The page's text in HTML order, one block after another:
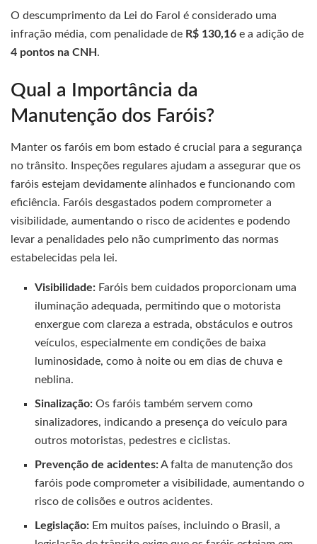
O descumprimento da Lei do Farol é considerado uma
infração média, com penalidade de R$ 130,16 e a adição de
4 pontos na CNH .
Qual a Importância da
Manutenção dos Faróis?
Manter os faróis em bom estado é crucial para a segurança
no trânsito. Inspeções regulares ajudam a assegurar que os
faróis estejam devidamente alinhados e funcionando com
eficiência. Faróis desgastados podem comprometer a
visibilidade, aumentando o risco de acidentes e podendo
levar a penalidades pelo não cumprimento das normas
estabelecidas pela lei.
Visibilidade: Faróis bem cuidados proporcionam uma
iluminação adequada, permitindo que o motorista
enxergue com clareza a estrada, obstáculos e outros
veículos, especialmente em condições de baixa
luminosidade, como à noite ou em dias de chuva e
neblina.
Sinalização: Os faróis também servem como
sinalizadores, indicando a presença do veículo para
outros motoristas, pedestres e ciclistas.
Prevenção de acidentes:A falta de manutenção dos
faróis pode comprometer a visibilidade, aumentando o
risco de colisões e outros acidentes.
Legislação: Em muitos países, incluindo o Brasil, a